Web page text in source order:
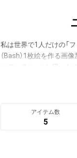
私は世界で1人だけの「
（Bash）1枚絵を作る画
いていると、ふと思っ
絵が、たまたまフォト
トを「フォトバッシュ
アイテム数
5